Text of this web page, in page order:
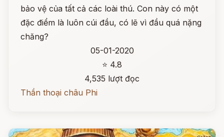
bảo vệ của tất cả các loài thú. Con này có một
đặc điểm là luôn cúi đầu, có lẽ vì đầu quá nặng
chăng?
05-01-2020
⭐ 4.8
4,535 lượt đọc
Thần thoại châu Phi